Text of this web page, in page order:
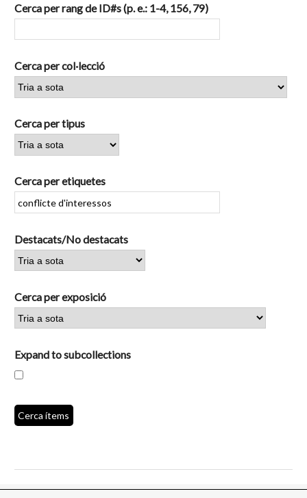
Cerca per rang de ID#s (p. e.: 1-4, 156, 79)
Cerca per col·lecció
Cerca per tipus
Cerca per etiquetes
Destacats/No destacats
Cerca per exposició
Expand to subcollections